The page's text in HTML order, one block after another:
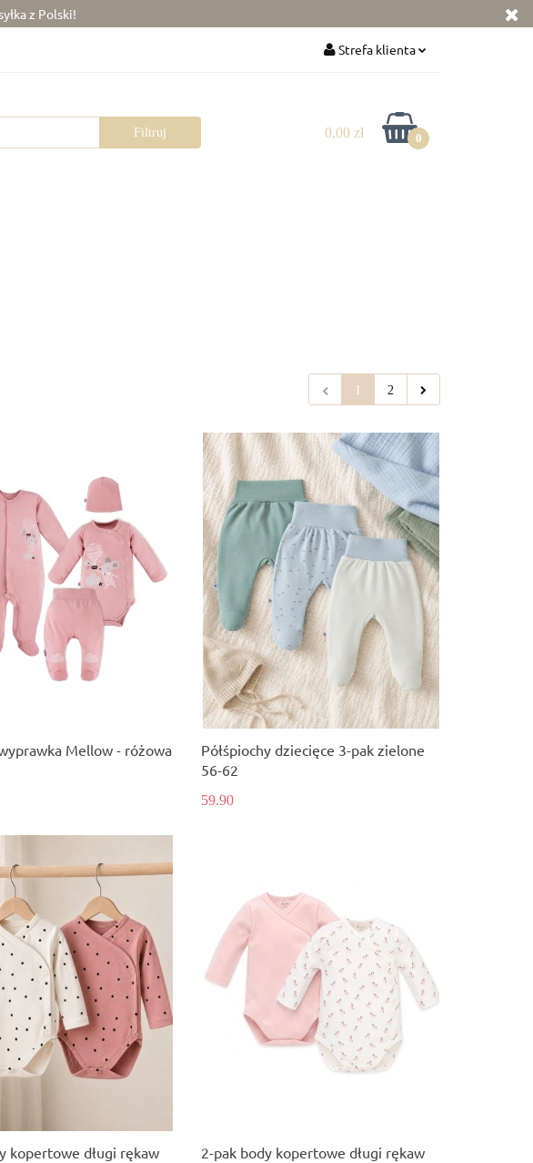
z Polski!
Strefa klienta
Zarejestruj się
Dodaj zgłoszenie
0,00 zł 0
Wyprawka Zabawki
1 2
Mellow - różowa
Półśpiochy dziecięce 3-pak zielone
56-62
59.90
kopertowe długi rękaw
2-pak body kopertowe długi rękaw